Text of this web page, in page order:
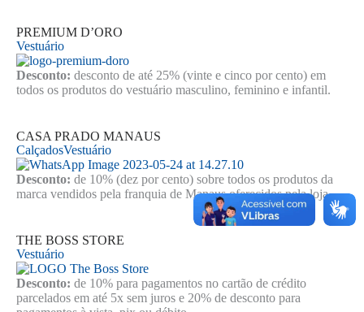
PREMIUM D’ORO
Vestuário
Desconto: desconto de até 25% (vinte e cinco por cento) em
todos os produtos do vestuário masculino, feminino e infantil.
CASA PRADO MANAUS
CalçadosVestuário
Desconto: de 10% (dez por cento) sobre todos os produtos da
marca vendidos pela franquia de Manaus oferecidos pela loja
THE BOSS STORE
Vestuário
Desconto: de 10% para pagamentos no cartão de crédito
parcelados em até 5x sem juros e 20% de desconto para